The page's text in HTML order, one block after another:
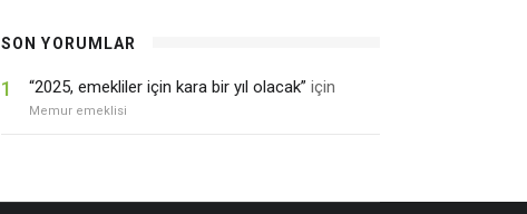
SON YORUMLAR
1 “2025, emekliler için kara bir yıl olacak” için
Memur emeklisi